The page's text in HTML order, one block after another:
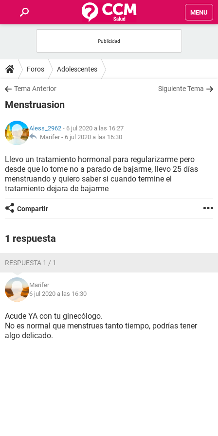
MENU
FOROS
SALUD
NUTRICIÓN
BIENESTAR
SEXUALIDAD
GLOSARIO
Foros Adolescentes
Tema Anterior Siguiente Tema
Menstruasion
Aless_2962 - 6 jul 2020 a las 16:27
Marifer - 6 jul 2020 a las 16:30
Llevo un tratamiento hormonal para regularizarme pero
desde que lo tome no a parado de bajarme, llevo 25 días
menstruando y quiero saber si cuando termine el
tratamiento dejara de bajarme
Compartir
1 respuesta
RESPUESTA 1 / 1
Marifer
6 jul 2020 a las 16:30
Acude YA con tu ginecólogo.
No es normal que menstrues tanto tiempo, podrías tener
algo delicado.